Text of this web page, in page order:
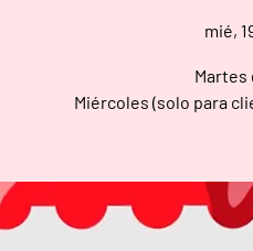
mié,
Martes
Miércoles (solo para